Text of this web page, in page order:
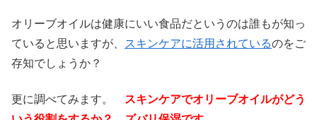
オリーブオイルは健康にいい食品だというのは誰もが知っ
ていると思いますが、
スキンケアに活用されているのをご
存知でしょうか？
更に調べてみます。
スキンケアでオリーブオイルがどう